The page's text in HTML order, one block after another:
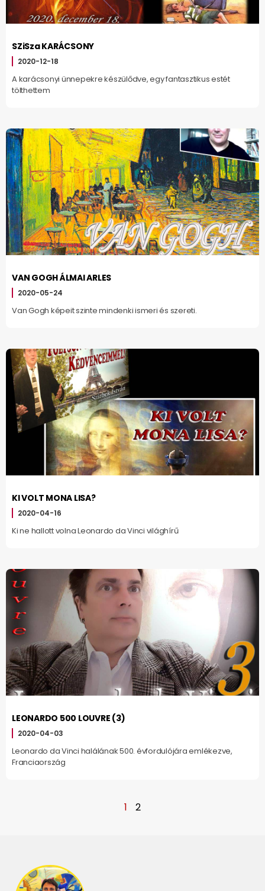
SZiSza KARÁCSONY
2020-12-18
A karácsonyi ünnepekre készülődve, egy fantasztikus estét
tölthettem
VAN GOGH ÁLMAI ARLES
2020-05-24
Van Gogh képeit szinte mindenki ismeri és szereti.
KI VOLT MONA LISA?
2020-04-16
Ki ne hallott volna Leonardo da Vinci világhírű
LEONARDO 500 LOUVRE (3)
2020-04-03
Leonardo da Vinci halálának 500. évfordulójára emlékezve,
Franciaország
1 2